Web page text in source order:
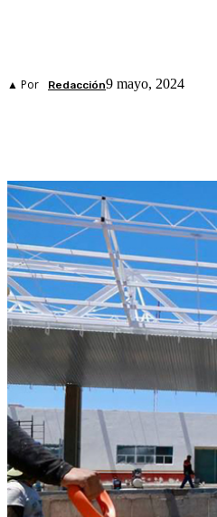
▲ Por Redacción9 mayo, 2024